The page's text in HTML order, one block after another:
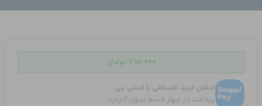
۷۸۰,۰۰۰ تومان
امکان خرید اقساطی با اسنپ پی
پرداخت در چهار قسط بدون کارمزد